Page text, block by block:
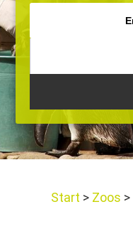
Start Zoos